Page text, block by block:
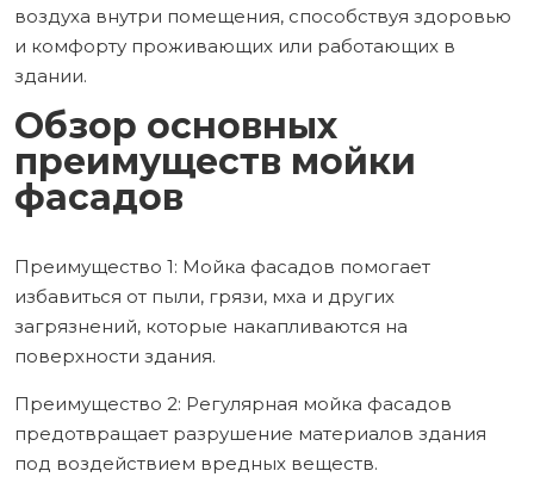
воздуха внутри помещения, способствуя здоровью
и комфорту проживающих или работающих в
здании.
Обзор основных
преимуществ мойки
фасадов
Преимущество 1: Мойка фасадов помогает
избавиться от пыли, грязи, мха и других
загрязнений, которые накапливаются на
поверхности здания.
Преимущество 2: Регулярная мойка фасадов
предотвращает разрушение материалов здания
под воздействием вредных веществ.